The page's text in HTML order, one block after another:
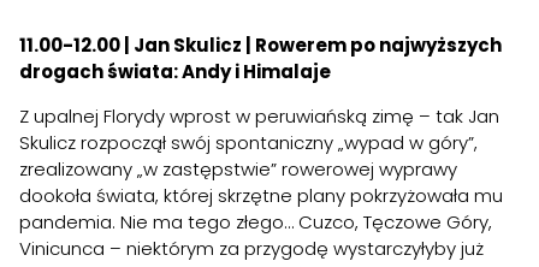
11.00-12.00 | Jan Skulicz | Rowerem po najwyższych
drogach świata: Andy i Himalaje
Z upalnej Florydy wprost w peruwiańską zimę – tak Jan
Skulicz rozpoczął swój spontaniczny „wypad w góry”,
zrealizowany „w zastępstwie” rowerowej wyprawy
dookoła świata, której skrzętne plany pokrzyżowała mu
pandemia. Nie ma tego złego… Cuzco, Tęczowe Góry,
Vinicunca – niektórym za przygodę wystarczyłyby już